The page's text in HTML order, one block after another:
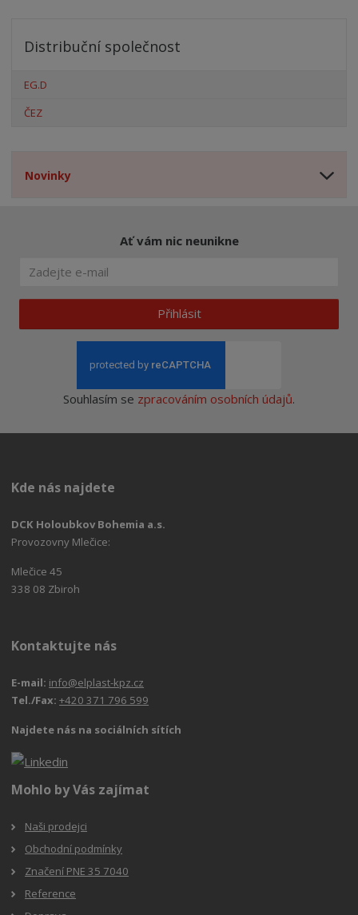
Distribuční společnost
EG.D
ČEZ
Novinky
Ať vám nic neunikne
Přihlásit
Souhlasím se zpracováním osobních údajů.
Kde nás najdete
DCK Holoubkov Bohemia a.s.
Provozovny Mlečice:
Mlečice 45
338 08 Zbiroh
Kontaktujte nás
E-mail: info@elplast-kpz.cz
Tel./Fax:+420 371 796 599
Najdete nás na sociálních sítích
Mohlo by Vás zajímat
Naši prodejci
Obchodní podmínky
Značení PNE 35 7040
Reference